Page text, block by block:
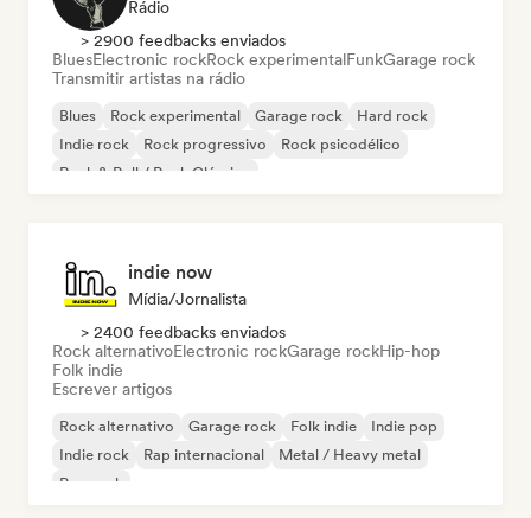
Rádio
> 2900 feedbacks enviados
BluesElectronic rockRock experimentalFunkGarage rock
Transmitir artistas na rádio
Blues Rock experimental Garage rock
Hard rock
Indie rock
Rock progressivo
Rock psicodélico
Rock & Roll / Rock Clássico
indie now
Mídia/Jornalista
> 2400 feedbacks enviados
Rock alternativoElectronic rockGarage rockHip-hop
Folk indie
Escrever artigos
Rock alternativo Garage rock Folk indie
Indie pop
Indie rock
Rap internacional
Metal / Heavy metal
Pop rock